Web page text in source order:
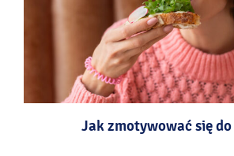
Jak zmotywować się